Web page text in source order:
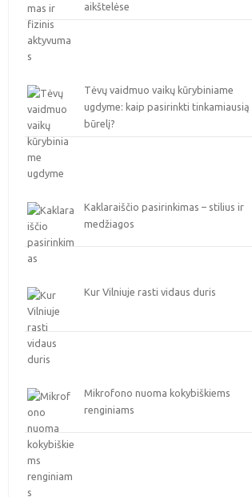
aikštelėse
Tėvų vaidmuo vaikų kūrybiniame
ugdyme: kaip pasirinkti tinkamiausią
būrelį?
Kaklaraiščio pasirinkimas – stilius ir
medžiagos
Kur Vilniuje rasti vidaus duris
Mikrofono nuoma kokybiškiems
renginiams